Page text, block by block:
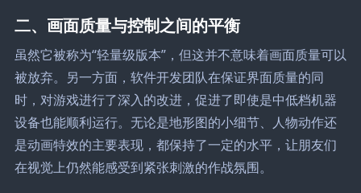
二、画面质量与控制之间的平衡
虽然它被称为“轻量级版本”，但这并不意味着画面质量可以
被放弃。另一方面，软件开发团队在保证界面质量的同
时，对游戏进行了深入的改进，促进了即使是中低档机器
设备也能顺利运行。无论是地形图的小细节、人物动作还
是动画特效的主要表现，都保持了一定的水平，让朋友们
在视觉上仍然能感受到紧张刺激的作战氛围。